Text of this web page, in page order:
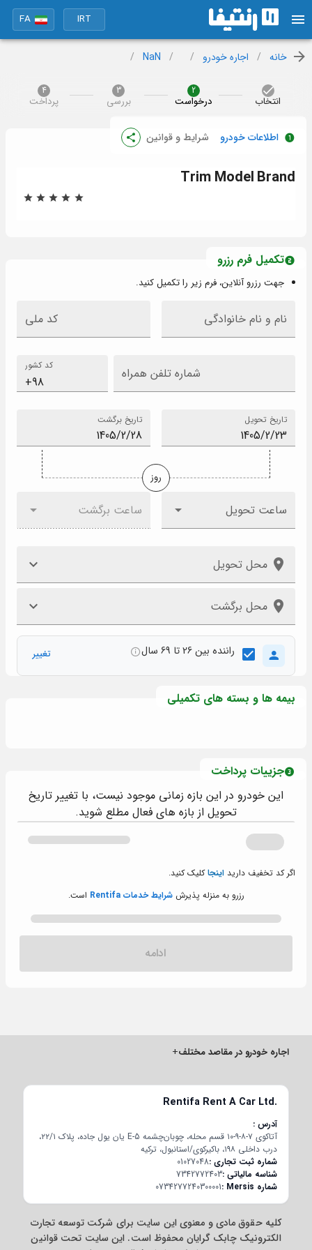
IRT
FA
خانه / اجاره خودرو /
/
NaN
/
انتخاب
2
درخواست
3
بررسی
4
پرداخت
اطلاعات خودرو شرایط و قوانین
Brand
Model
Trim
تکمیل فرم رزرو
جهت رزرو آنلاین، فرم زیر را تکمیل کنید.
نام و نام خانوادگی کد ملی
کد کشور شماره تلفن همراه
تاریخ تحویل تاریخ برگشت
روز
ساعت تحویل ساعت برگشت
محل تحویل
محل برگشت
راننده بین 26 تا 69 سال تغییر
بیمه ها و بسته های تکمیلی
جزییات پرداخت
این خودرو در این بازه زمانی موجود نیست، با تغییر تاریخ
تحویل از بازه های فعال مطلع شوید.
اگر کد تخفیف دارید اینجاکلیک کنید.
رزرو به منزله پذیرششرایط خدمات Rentifa است.
ادامه
اجاره خودرو در مقاصد مختلف+
Rentifa Rent A Car Ltd.
آدرس
آتاکوی ۷-۸-۹-۱۰ قسم محله، چوبان‌چشمه E-5 یان یول جاده، پلاک ۲۲/۱،
درب داخلی ۱۹۸، باکیرکوی/استانبول، ترکیه
شماره ثبت تجاری01027048
شناسه مالیاتی7342772403
شماره Mersis
0734277240300001
کلیه حقوق مادی و معنوی این سایت برای شرکت توسعه تجارت
الکترونیک چابک گرایان محفوظ است. این سایت تحت قوانین